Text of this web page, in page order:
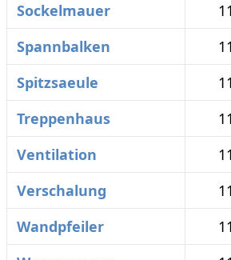
Sockelmauer
Spannbalken
Spitzsaeule
Treppenhaus
Ventilation
Verschalung
Wandpfeiler